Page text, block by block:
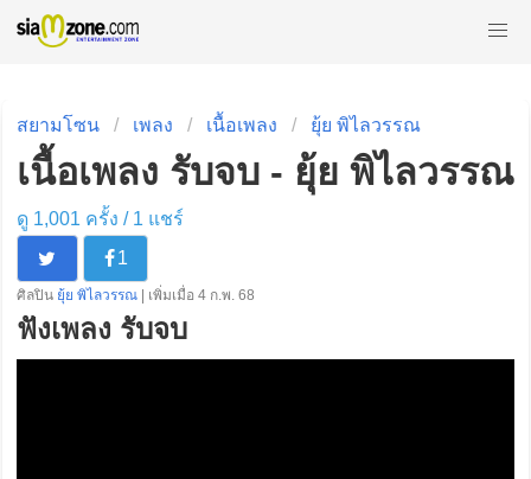
สยามโซน เพลง เนื้อเพลง ยุ้ย พิไลวรรณ
เนื้อเพลง รับจบ - ยุ้ย พิไลวรรณ
ดู 1,001 ครั้ง / 1 แชร์
1
ศิลปิน ยุ้ย พิไลวรรณ | เพิ่มเมื่อ 4 ก.พ. 68
ฟังเพลง รับจบ